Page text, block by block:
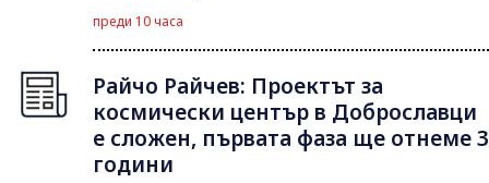
преди 10 часа
Райчо Райчев: Проектът за
космически център в Доброславци
е сложен, първата фаза ще отнеме 3
години